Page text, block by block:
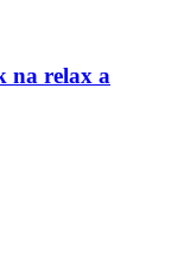
na relax a